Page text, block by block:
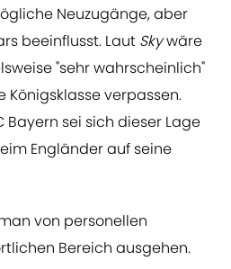
Neuzugänge, aber
beeinflusst. Laut Skywäre
"sehr wahrscheinlich"
Königsklasse verpassen.
Bayern sei sich dieser Lage
Engländer auf seine
von personellen
Bereich ausgehen.